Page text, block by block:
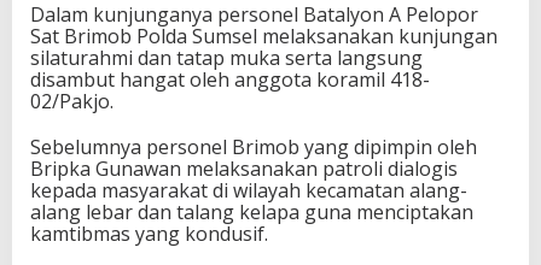
Dalam kunjunganya personel Batalyon A Pelopor
Sat Brimob Polda Sumsel melaksanakan kunjungan
silaturahmi dan tatap muka serta langsung
disambut hangat oleh anggota koramil 418-
02/Pakjo.
Sebelumnya personel Brimob yang dipimpin oleh
Bripka Gunawan melaksanakan patroli dialogis
kepada masyarakat di wilayah kecamatan alang-
alang lebar dan talang kelapa guna menciptakan
kamtibmas yang kondusif.